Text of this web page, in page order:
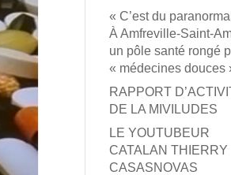
« C’est du
À Amfreville-Saint-
un pôle santé rongé
« médecines douces
RAPPORT
DE LA MIVILUDES
LE YOUTUBEUR
CATALAN THIERRY
CASASNOVAS